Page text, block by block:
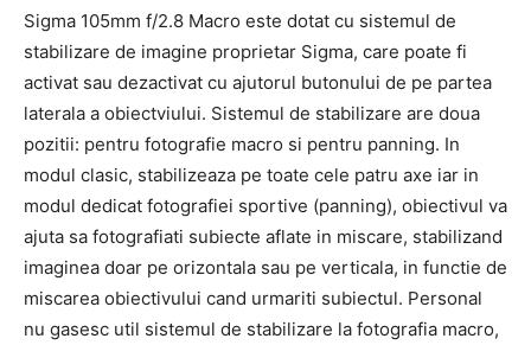
Sigma 105mm f/2.8 Macro este dotat cu sistemul de
stabilizare de imagine proprietar Sigma, care poate fi
activat sau dezactivat cu ajutorul butonului de pe partea
laterala a obiectviului. Sistemul de stabilizare are doua
pozitii: pentru fotografie macro si pentru panning. In
modul clasic, stabilizeaza pe toate cele patru axe iar in
modul dedicat fotografiei sportive (panning), obiectivul va
ajuta sa fotografiati subiecte aflate in miscare, stabilizand
imaginea doar pe orizontala sau pe verticala, in functie de
miscarea obiectivului cand urmariti subiectul. Personal
nu gasesc util sistemul de stabilizare la fotografia macro,